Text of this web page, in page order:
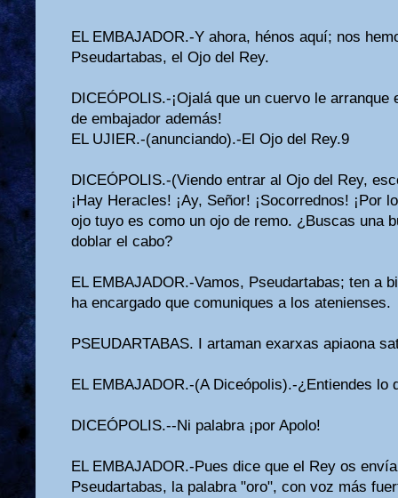
EL EMBAJADOR.-Y ahora, hénos aquí; nos
Pseudartabas, el Ojo del Rey.
DICEÓPOLIS.-¡Ojalá que un cuervo le
de embajador además!
EL UJIER.-(anunciando).-El Ojo del Rey.9
DICEÓPOLIS.-(Viendo entrar al Ojo del Rey,
¡Hay Heracles! ¡Ay, Señor! ¡Socorrednos! ¡Por
ojo tuyo es como un ojo de remo. ¿Buscas una
doblar el cabo?
EL EMBAJADOR.-Vamos, Pseudartabas; ten a
ha encargado que comuniques a los atenienses.
PSEUDARTABAS. I artaman exarxas apiaona
EL EMBAJADOR.-(A Diceópolis).-¿Entiendes lo
DICEÓPOLIS.--Ni palabra ¡por Apolo!
EL EMBAJADOR.-Pues dice que el Rey os
Pseudartabas, la palabra "oro", con voz más